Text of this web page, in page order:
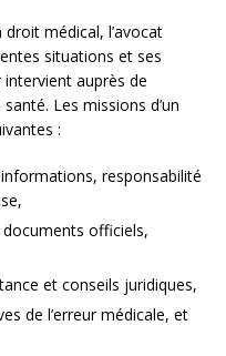
médical, l’avocat
situations et ses
auprès de
Les missions d’un
:
responsabilité
officiels,
et conseils juridiques,
de l’erreur médicale, et